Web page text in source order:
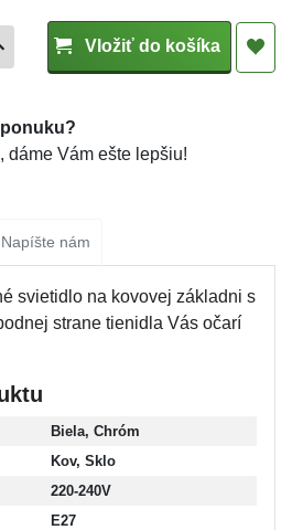
Vložiť do košíka
, dáme Vám ešte lepšiu!
Napíšte nám
svietidlo na kovovej základni s
strane tienidla Vás očarí
Biela, Chróm
Kov, Sklo
220-240V
E27